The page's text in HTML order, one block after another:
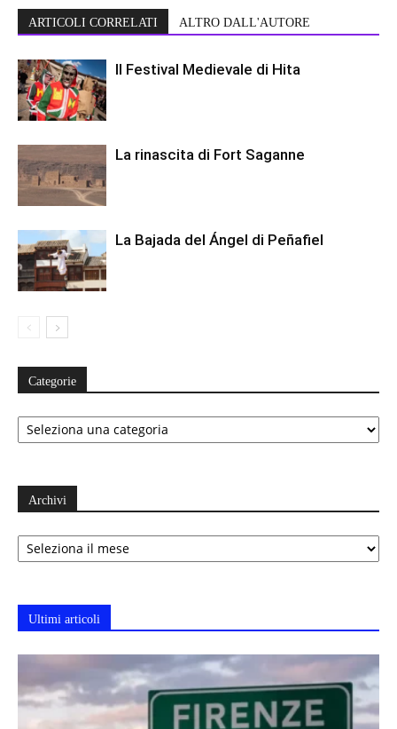
ARTICOLI CORRELATI ALTRO DALL'AUTORE
Il Festival Medievale di Hita
La rinascita di Fort Saganne
La Bajada del Ángel di Peñafiel
Categorie
Categorie
Archivi
Archivi
Ultimi articoli